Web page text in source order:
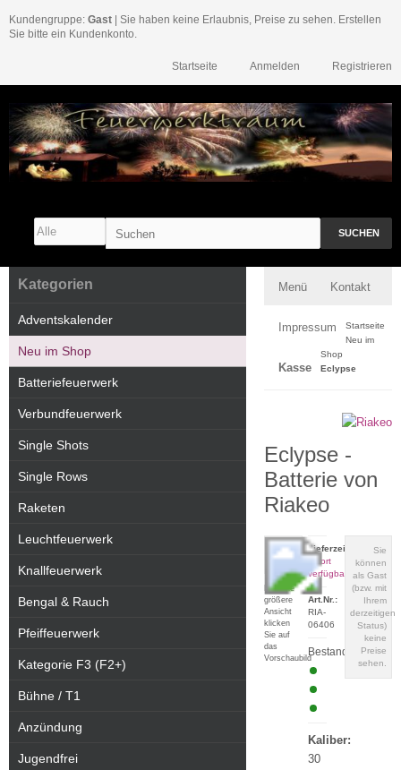
Kundengruppe: Gast | Sie haben keine Erlaubnis, Preise zu sehen. Erstellen
Sie bitte ein Kundenkonto.
Registrieren
Anmelden
Startseite
SUCHEN
Menü Kontakt
Impressum
Kasse
Startseite
Neu im
Shop
Eclypse
Eclypse -
Batterie von
Riakeo
Für eine
größere
Ansicht
klicken
Sie auf
das
Vorschaubild
Sie
können
als Gast
(bzw. mit
Ihrem
derzeitigen
Status)
keine
Preise
sehen.
Lieferzeit:
sofort
verfügbar
Art.Nr.:
RIA-
06406
Bestand:
Kaliber:
30
Kategorien
Adventskalender
Neu im Shop
Batteriefeuerwerk
Verbundfeuerwerk
Single Shots
Single Rows
Raketen
Leuchtfeuerwerk
Knallfeuerwerk
Bengal & Rauch
Pfeiffeuerwerk
Kategorie F3 (F2+)
Bühne / T1
Anzündung
Jugendfrei